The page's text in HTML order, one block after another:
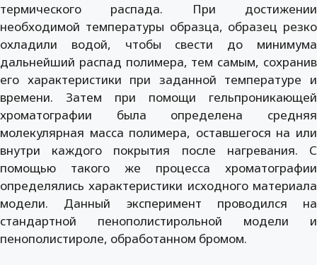
термического распада. При достижении
необходимой температуры образца, образец резко
охладили водой, чтобы свести до минимума
дальнейший распад полимера, тем самым, сохранив
его характеристики при заданной температуре и
времени. Затем при помощи гельпроникающей
хроматографии была определена средняя
молекулярная масса полимера, оставшегося на или
внутри каждого покрытия после нагревания. С
помощью такого же процесса хроматографии
определялись характеристики исходного материала
модели. Данный эксперимент проводился на
стандартной пенополистирольной модели и
пенополистироле, обработанном бромом.